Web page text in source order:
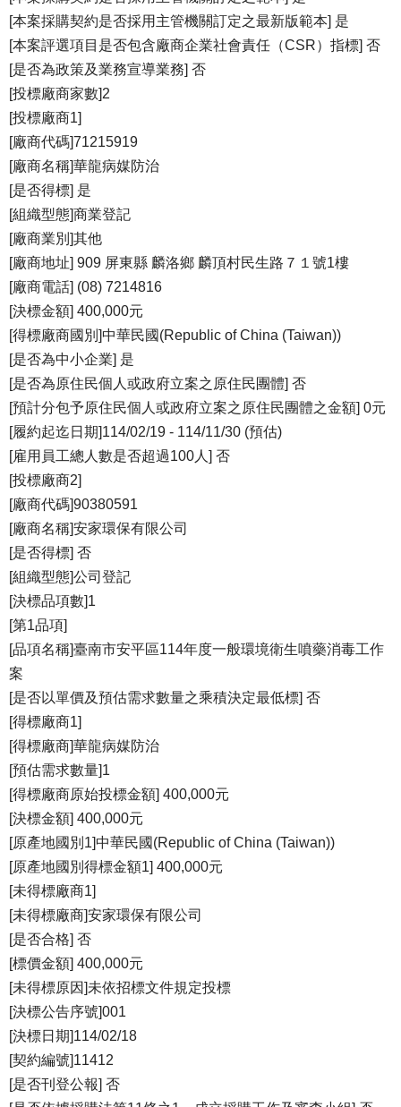
[本案採購契約是否採用主管機關訂定之最新版範本] 是
[本案評選項目是否包含廠商企業社會責任（CSR）指標] 否
[是否為政策及業務宣導業務] 否
[投標廠商家數]2
[投標廠商1]
[廠商代碼]71215919
[廠商名稱]華龍病媒防治
[是否得標] 是
[組織型態]商業登記
[廠商業別]其他
[廠商地址] 909 屏東縣 麟洛鄉 麟頂村民生路７１號1樓
[廠商電話] (08) 7214816
[決標金額] 400,000元
[得標廠商國別]中華民國(Republic of China (Taiwan))
[是否為中小企業] 是
[是否為原住民個人或政府立案之原住民團體] 否
[預計分包予原住民個人或政府立案之原住民團體之金額] 0元
[履約起迄日期]114/02/19 - 114/11/30 (預估)
[雇用員工總人數是否超過100人] 否
[投標廠商2]
[廠商代碼]90380591
[廠商名稱]安家環保有限公司
[是否得標] 否
[組織型態]公司登記
[決標品項數]1
[第1品項]
[品項名稱]臺南市安平區114年度一般環境衛生噴藥消毒工作
案
[是否以單價及預估需求數量之乘積決定最低標] 否
[得標廠商1]
[得標廠商]華龍病媒防治
[預估需求數量]1
[得標廠商原始投標金額] 400,000元
[決標金額] 400,000元
[原產地國別1]中華民國(Republic of China (Taiwan))
[原產地國別得標金額1] 400,000元
[未得標廠商1]
[未得標廠商]安家環保有限公司
[是否合格] 否
[標價金額] 400,000元
[未得標原因]未依招標文件規定投標
[決標公告序號]001
[決標日期]114/02/18
[契約編號]11412
[是否刊登公報] 否